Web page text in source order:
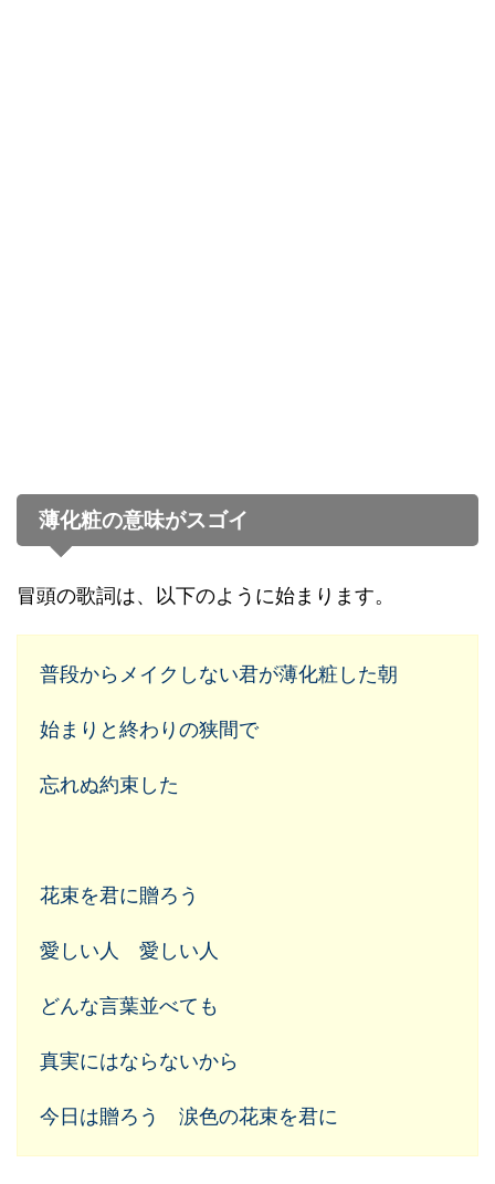
薄化粧の意味がスゴイ
冒頭の歌詞は、以下のように始まります。
普段からメイクしない君が薄化粧した朝
始まりと終わりの狭間で
忘れぬ約束した
花束を君に贈ろう
愛しい人 愛しい人
どんな言葉並べても
真実にはならないから
今日は贈ろう 涙色の花束を君に